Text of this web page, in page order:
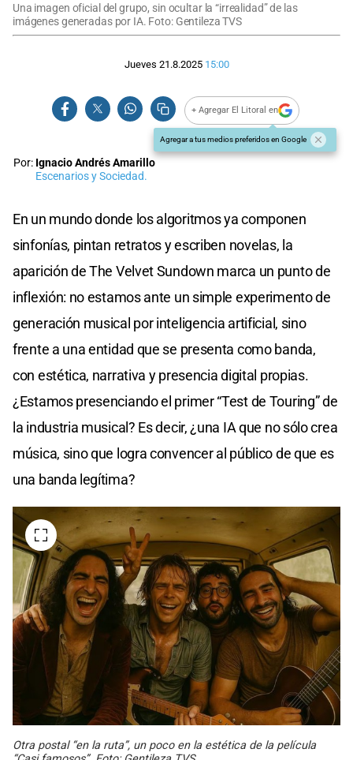
Una imagen oficial del grupo, sin ocultar la “irrealidad” de las
imágenes generadas por IA. Foto: Gentileza TVS
Jueves 21.8.2025 15:00
+ Agregar El Litoral en
Agregar a tus medios preferidos en Google
Por: Ignacio Andrés Amarillo
Escenarios y Sociedad.
En un mundo donde los algoritmos ya componen
sinfonías, pintan retratos y escriben novelas, la
aparición de The Velvet Sundown marca un punto de
inflexión: no estamos ante un simple experimento de
generación musical por inteligencia artificial, sino
frente a una entidad que se presenta como banda,
con estética, narrativa y presencia digital propias.
¿Estamos presenciando el primer “Test de Touring” de
la industria musical? Es decir, ¿una IA que no sólo crea
música, sino que logra convencer al público de que es
una banda legítima?
Otra postal “en la ruta”, un poco en la estética de la película